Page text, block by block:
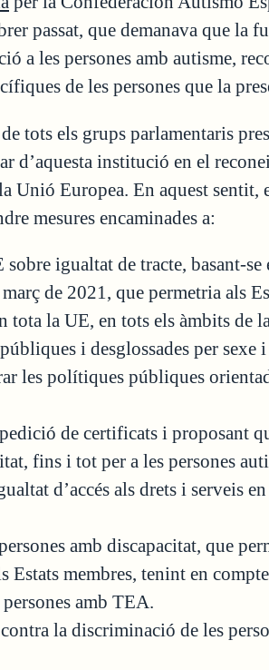
passat, que demanava que la
a les persones amb autisme,
de les persones que la
tots els grups parlamentaris
d’aquesta institució en el
Unió Europea. En aquest sentit,
mesures encaminades a:
igualtat de tracte, basant-se
de 2021, que permetria als
la UE, en tots els àmbits de
i desglossades per sexe
les polítiques públiques
de certificats i proposant
fins i tot per a les persones
d’accés als drets i serveis
amb discapacitat, que
membres, tenint en
amb TEA.
la discriminació de les